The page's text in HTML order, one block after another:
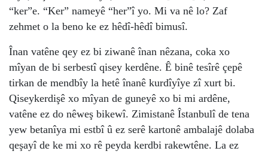
“ker”e. “Ker” nameyê “her”î yo. Mi va nê lo? Zaf
zehmet o la beno ke ez hêdî-hêdî bimusî.
Înan vatêne qey ez bi ziwanê înan nêzana, coka xo
mîyan de bi serbestî qisey kerdêne. Ê binê tesîrê çepê
tirkan de mendbîy la hetê înanê kurdîyîye zî xurt bi.
Qiseykerdişê xo mîyan de guneyê xo bi mi ardêne,
vatêne ez do nêweş bikewî. Zimistanê Îstanbulî de tena
yew betanîya mi estbî û ez serê kartonê ambalajê dolaba
qeşayî de ke mi xo rê peyda kerdbi rakewtêne. La ez